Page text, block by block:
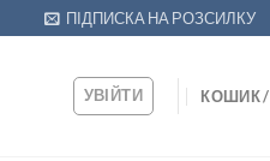
ПІДПИСКА НА РОЗСИЛКУ
УВІЙТИ КОШИК /